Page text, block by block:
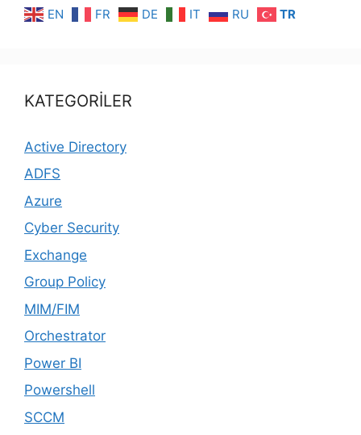
EN FR DE IT RU TR
KATEGORİLER
Active Directory
ADFS
Azure
Cyber Security
Exchange
Group Policy
MIM/FIM
Orchestrator
Power BI
Powershell
SCCM